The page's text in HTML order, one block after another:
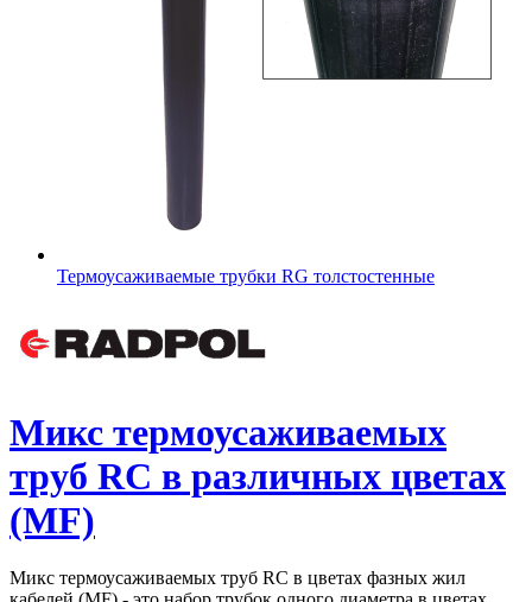
Термоусаживаемые трубки RG толстостенные
Микс термоусаживаемых
труб RC в различных цветах
(MF)
Микс термоусаживаемых труб RC в цветах фазных жил